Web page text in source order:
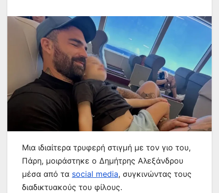
Μια ιδιαίτερα τρυφερή στιγμή με τον γιο του,
Πάρη, μοιράστηκε ο Δημήτρης Αλεξάνδρου
μέσα από τα social media, συγκινώντας τους
διαδικτυακούς του φίλους.